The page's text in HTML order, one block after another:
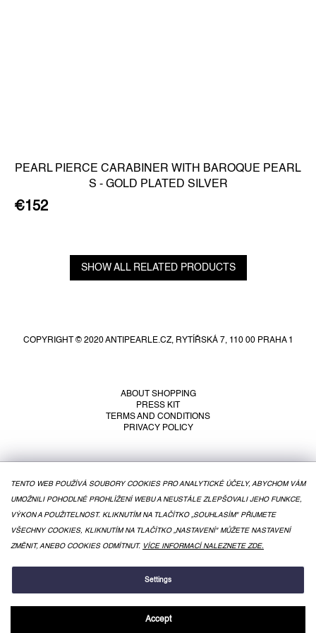
TENTO WEB POUŽÍVÁ SOUBORY COOKIES PRO ANALYTICKÉ ÚČELY, ABYCHOM VÁM
UMOŽNILI POHODLNÉ PROHLÍŽENÍ WEBU A NEUSTÁLE ZLEPŠOVALI JEHO FUNKCE,
VÝKON A POUŽITELNOST. KLIKNUTÍM NA TLAČÍTKO „SOUHLASÍM" PŘIJMETE
VŠECHNY COOKIES, KLIKNUTÍM NA TLAČÍTKO „NASTAVENÍ" MŮŽETE NASTAVENÍ
ZMĚNIT, ANEBO COOKIES ODMÍTNUT. VÍCE INFORMACÍ NALEZNETE ZDE.
Settings
Accept
PEARL PIERCE CARABINER WITH BAROQUE PEARL
S - GOLD PLATED SILVER
€152
SHOW ALL RELATED PRODUCTS
COPYRIGHT © 2020 ANTIPEARLE.CZ, RYTÍŘSKÁ 7, 110 00 PRAHA 1
ABOUT SHOPPING
PRESS KIT
TERMS AND CONDITIONS
PRIVACY POLICY
CREATED BY SHOPTET